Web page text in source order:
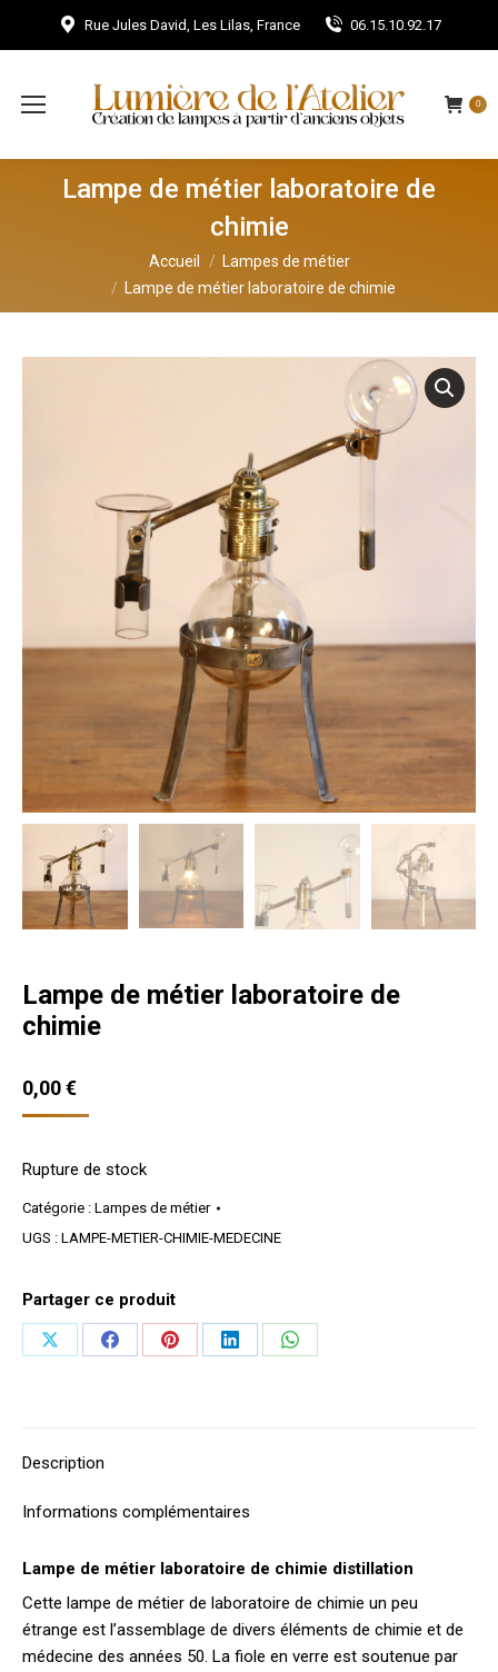
Rue Jules David, Les Lilas, France 06.15.10.92.17
0
Lampe de métier laboratoire de
chimie
Accueil
Lampes de métier
Lampe de métier laboratoire de chimie
Lampe de métier laboratoire de
chimie
0,00€
Rupture de stock
Catégorie : Lampes de métier
UGS : LAMPE-METIER-CHIMIE-MEDECINE
Partager ce produit
PartagerPartagerPartagerPartagerPartager
Description
Informations complémentaires
Lampe de métier laboratoire de chimie distillation
Cette lampe de métier de laboratoire de chimie un peu
étrange est l’assemblage de divers éléments de chimie et de
médecine des années 50. La fiole en verre est soutenue par